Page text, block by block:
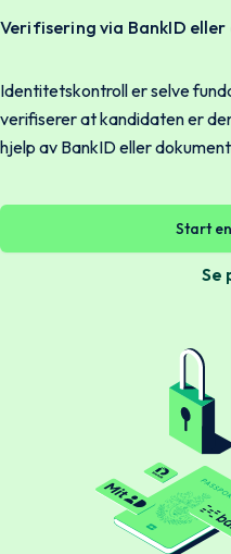
Verifisering via BankID
Identitetskontroll er selve
verifiserer at kandidaten er
hjelp av BankID eller
Start
Se